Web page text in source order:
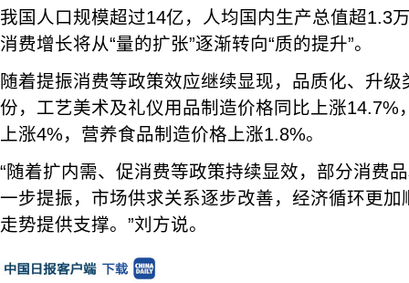
我国人口规模超过14亿，人均国内生产总值超1.3
消费增长将从“量的扩张”逐渐转向“质的提升”。
随着提振消费等政策效应继续显现，品质化、升
份，工艺美术及礼仪用品制造价格同比上涨14.7%
上涨4%，营养食品制造价格上涨1.8%。
“随着扩内需、促消费等政策持续显效，部分消费
一步提振，市场供求关系逐步改善，经济循环更
走势提供支撑。”刘方说。